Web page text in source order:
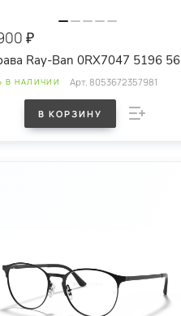
₽
Ray-Ban 0RX7047 5196 56
В НАЛИЧИИ Арт.8053672357981
В КОРЗИНУ